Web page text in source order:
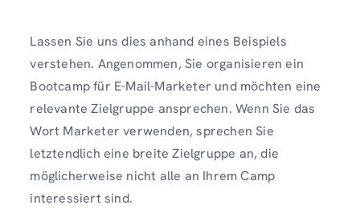
Lassen Sie uns dies anhand eines Beispiels
verstehen. Angenommen, Sie organisieren ein
Bootcamp für E-Mail-Marketer und möchten eine
relevante Zielgruppe ansprechen. Wenn Sie das
Wort Marketer verwenden, sprechen Sie
letztendlich eine breite Zielgruppe an, die
möglicherweise nicht alle an Ihrem Camp
interessiert sind.